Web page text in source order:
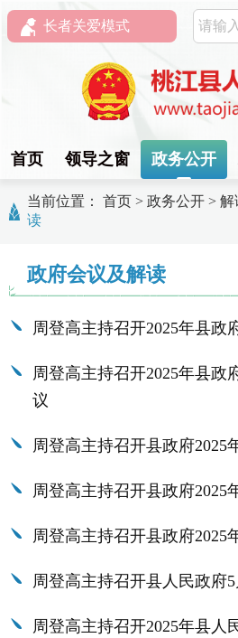
长者关爱模式
首页 领导之窗 政务公开
当前位置： 首页 > 政务公开 > 解
读
政府会议及解读
周登高主持召开2025年县政
周登高主持召开2025年县政
议
周登高主持召开县政府2025
周登高主持召开县政府2025
周登高主持召开县政府2025
周登高主持召开县人民政府
周登高主持召开2025年县人